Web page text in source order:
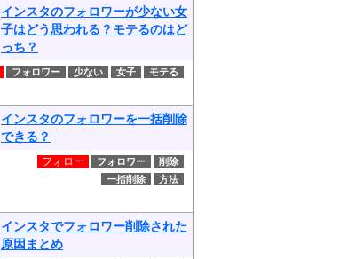
インスタのフォロワーが少ない女
子はどう思われる？モテるのはど
っち？
フォロワー 少ない 女子 モテる
インスタのフォロワーを一括削除
できる？
フォロー フォロワー
削除
一括削除
方法
インスタでフォロワー削除された
原因まとめ